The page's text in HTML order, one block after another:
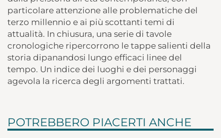
particolare attenzione alle problematiche del
terzo millennio e ai più scottanti temi di
attualità. In chiusura, una serie di tavole
cronologiche ripercorrono le tappe salienti della
storia dipanandosi lungo efficaci linee del
tempo. Un indice dei luoghi e dei personaggi
agevola la ricerca degli argomenti trattati.
POTREBBERO PIACERTI ANCHE